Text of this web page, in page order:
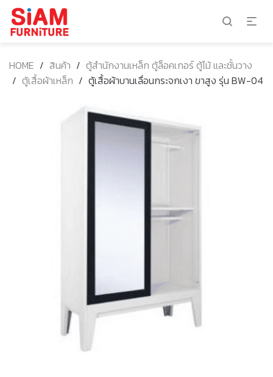
HOME / สินค้า / ตู้สำนักงานเหล็ก ตู้ล็อคเกอร์ ตู้ไม้ และชั้นวาง
/ ตู้เสื้อผ้าเหล็ก / ตู้เสื้อผ้าบานเลื่อนกระจกเงา ขาสูง รุ่น BW-04